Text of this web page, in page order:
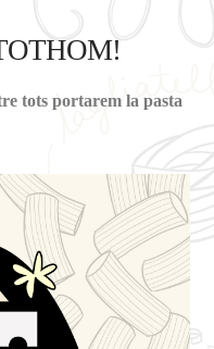
tots portarem la pasta